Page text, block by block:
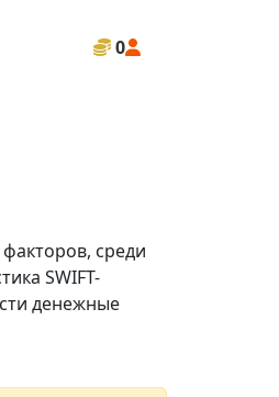
0
среди
SWIFT-
денежные